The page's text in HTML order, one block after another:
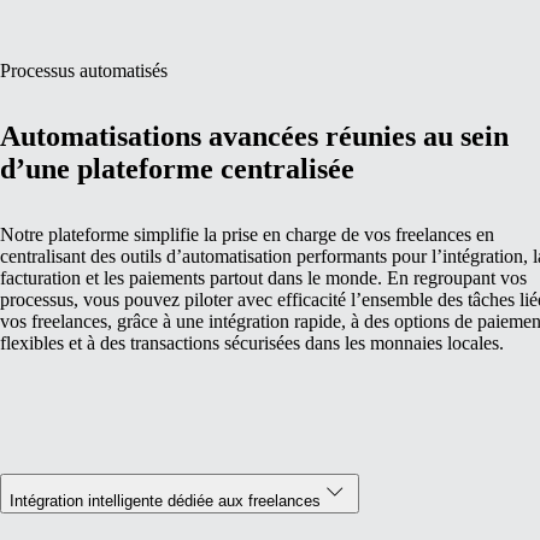
Processus automatisés
Automatisations avancées réunies au sein
d’une plateforme centralisée
Notre plateforme simplifie la prise en charge de vos freelances en
centralisant des outils d’automatisation performants pour l’intégration,
facturation et les paiements partout dans le monde. En regroupant vos
processus, vous pouvez piloter avec efficacité l’ensemble des tâches
vos freelances, grâce à une intégration rapide, à des options de
flexibles et à des transactions sécurisées dans les monnaies locales.
Intégration intelligente dédiée aux freelances